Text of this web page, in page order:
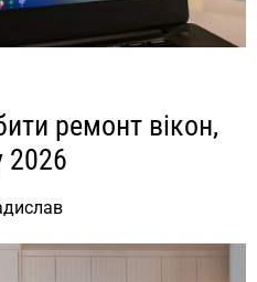
ремонт вікон,
2026